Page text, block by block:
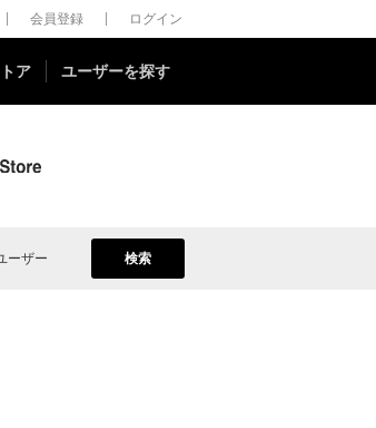
会員登録 ログイン
ア ユーザーを探す
ーザー 検索